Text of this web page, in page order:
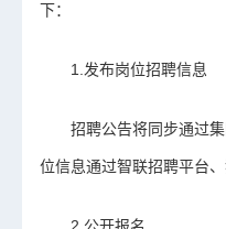
下：
1.发布岗位招聘信息
招聘公告将同步通过
位信息通过智联招聘平台